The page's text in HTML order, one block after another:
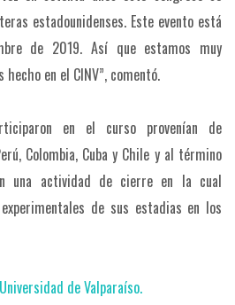
estadounidenses. Este evento está
de 2019. Así que estamos muy
en el CINV”, comentó.
en el curso provenían de
Colombia, Cuba y Chile y al término
una actividad de cierre en la cual
de sus estadias en los
Universidad de Valparaíso.